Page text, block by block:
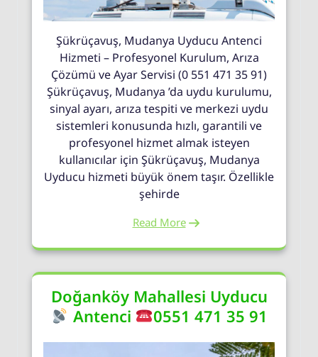
Şükrüçavuş, Mudanya Uyducu Antenci
Hizmeti – Profesyonel Kurulum, Arıza
Çözümü ve Ayar Servisi (0 551 471 35 91)
Şükrüçavuş, Mudanya ’da uydu kurulumu,
sinyal ayarı, arıza tespiti ve merkezi uydu
sistemleri konusunda hızlı, garantili ve
profesyonel hizmet almak isteyen
kullanıcılar için Şükrüçavuş, Mudanya
Uyducu hizmeti büyük önem taşır. Özellikle
şehirde
Read More
Doğanköy Mahallesi Uyducu
Antenci
0551 471 35 91